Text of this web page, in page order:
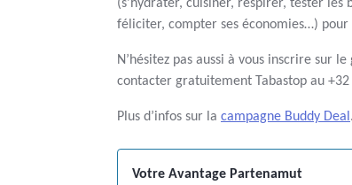
(s’hydrater, cuisiner, respirer, tester les
féliciter, compter ses économies…)
N’hésitez pas aussi à vous inscrire sur
contacter gratuitement Tabastop au +32
Plus d’infos sur la campagne Buddy Deal .
Votre Avantage Partenamut